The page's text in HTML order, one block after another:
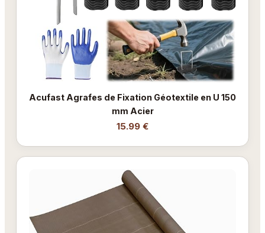
Acufast Agrafes de Fixation Géotextile en U 150
mm Acier
15.99 €